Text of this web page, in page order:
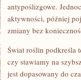
antypoślizgowe.
aktywności, później
zmiany bez
Świat roślin podkreśla
czy stawiamy na
jest dopasowany do